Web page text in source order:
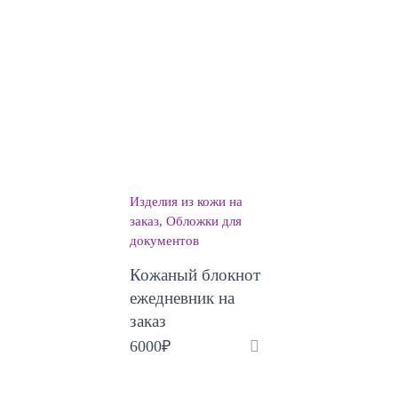
Изделия из кожи на
заказ Обложки для
документов
Кожаный блокнот
ежедневник на
заказ
6000₽